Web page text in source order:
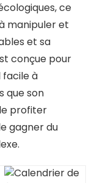
ce
manipuler et
et sa
conçue pour
facile à
que son
profiter
gagner du